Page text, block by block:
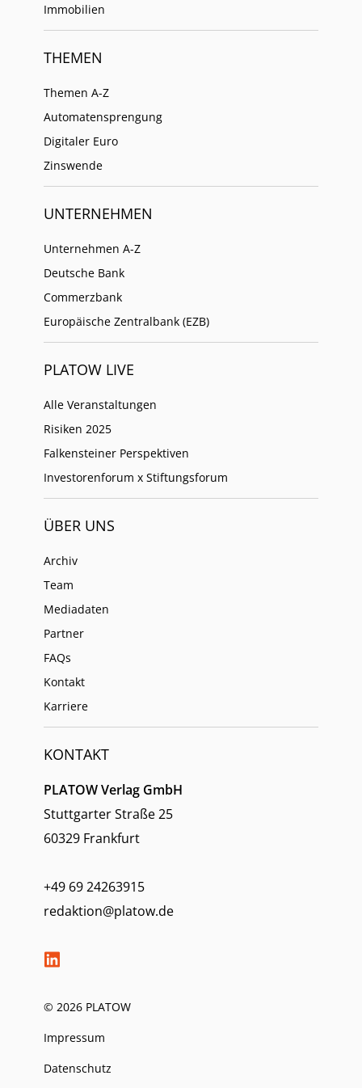
Immobilien
THEMEN
Themen A-Z
Automatensprengung
Digitaler Euro
Zinswende
UNTERNEHMEN
Unternehmen A-Z
Deutsche Bank
Commerzbank
Europäische Zentralbank (EZB)
PLATOW LIVE
Alle Veranstaltungen
Risiken 2025
Falkensteiner Perspektiven
Investorenforum x Stiftungsforum
ÜBER UNS
Archiv
Team
Mediadaten
Partner
FAQs
Kontakt
Karriere
KONTAKT
PLATOW Verlag GmbH
Stuttgarter Straße 25
60329 Frankfurt
+49 69 24263915
redaktion@platow.de
© 2026 PLATOW
Impressum
Datenschutz